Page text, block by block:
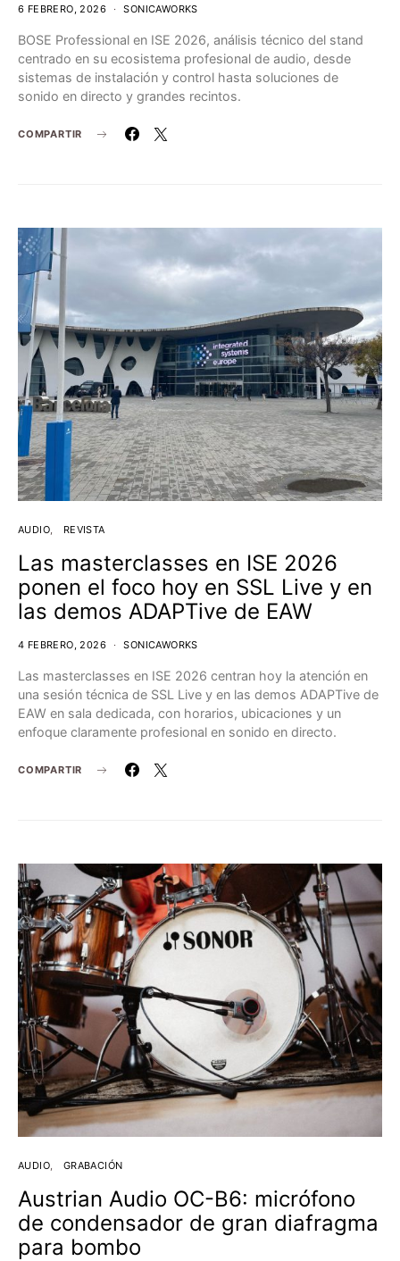
6 FEBRERO, 2026 SONICAWORKS
BOSE Professional en ISE 2026, análisis técnico del stand
centrado en su ecosistema profesional de audio, desde
sistemas de instalación y control hasta soluciones de
sonido en directo y grandes recintos.
COMPARTIR
AUDIO REVISTA
Las masterclasses en ISE 2026
ponen el foco hoy en SSL Live y en
las demos ADAPTive de EAW
4 FEBRERO, 2026 SONICAWORKS
Las masterclasses en ISE 2026 centran hoy la atención en
una sesión técnica de SSL Live y en las demos ADAPTive de
EAW en sala dedicada, con horarios, ubicaciones y un
enfoque claramente profesional en sonido en directo.
COMPARTIR
AUDIO GRABACIÓN
Austrian Audio OC-B6: micrófono
de condensador de gran diafragma
para bombo